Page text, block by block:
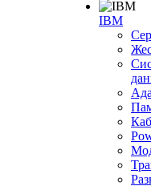
IBM